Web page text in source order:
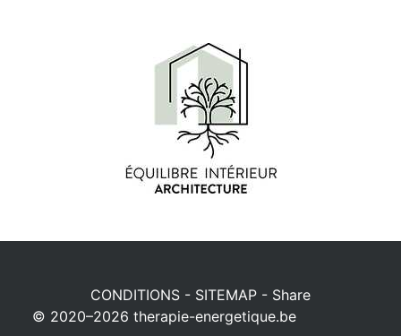
CONDITIONS - SITEMAP - Share
© 2020–2026 therapie-energetique.be